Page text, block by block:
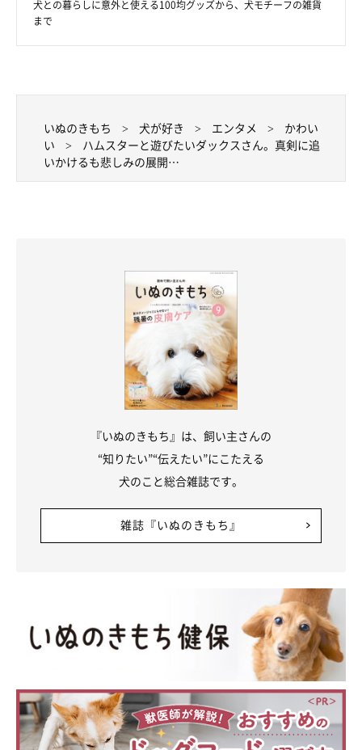
犬との暮らしに意外と使える100均グッズから、犬モチーフの雑貨
まで
いぬのきもち 犬が好き エンタメ
かわい
い
ハムスターと遊びたいダックスさん。真剣に追
いかけるも悲しみの展開…
『いぬのきもち』は、飼い主さんの
“知りたい”“伝えたい”にこたえる
犬のこと総合雑誌です。
雑誌『いぬのきもち』